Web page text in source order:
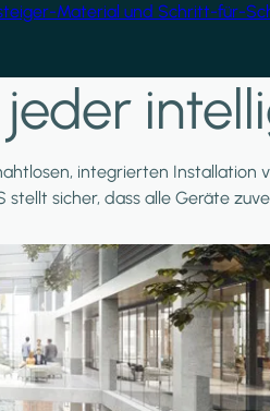
Material und Schritt-für-
integrierten
stellt sicher, dass alle Geräte